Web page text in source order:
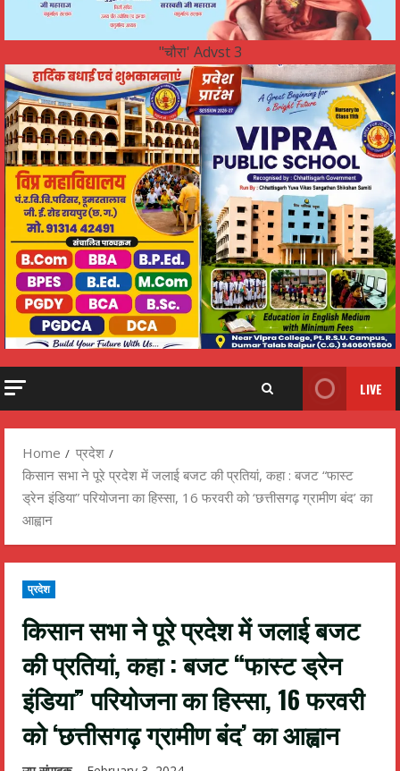
"चौरा' Advst 3
LIVE
Home
प्रदेश
किसान सभा ने पूरे प्रदेश में जलाई बजट की प्रतियां, कहा : बजट “फास्ट
ड्रेन इंडिया” परियोजना का हिस्सा, 16 फरवरी को ‘छत्तीसगढ़ ग्रामीण बंद’ का
आह्वान
प्रदेश
किसान सभा ने पूरे प्रदेश में जलाई बजट
की प्रतियां, कहा : बजट “फास्ट ड्रेन
इंडिया” परियोजना का हिस्सा, 16 फरवरी
को ‘छत्तीसगढ़ ग्रामीण बंद’ का आह्वान